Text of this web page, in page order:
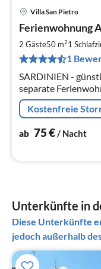
Villa San Pietro
Ferienwohnung
2 Gäste50 m21
1
SARDINIEN -
separate
PIETRO" Vorort
Süd-Sardinien.
Kostenfreie
ab 75€/ Nacht
Unterkünfte in
Diese Unterkünfte
jedoch außerhalb